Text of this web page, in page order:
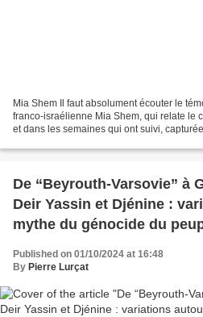
Mia Shem Il faut absolument écouter le
franco-israélienne Mia Shem, qui relate le
et dans les semaines qui ont suivi,
De “Beyrouth-Varsovie” à
Deir Yassin et Djénine :
mythe du génocide du
Published on 01/10/2024 at 16:48
By Pierre Lurçat